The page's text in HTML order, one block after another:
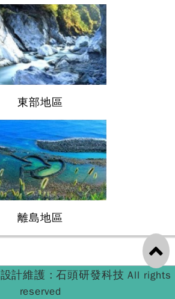
東部地區
離島地區
設計維護 : 石頭研發科技All rights
reserved